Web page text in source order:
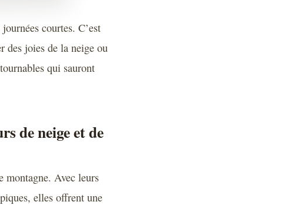
courtes. C’est
des joies de la neige ou
qui sauront
de neige et de
montagne. Avec leurs
elles offrent une